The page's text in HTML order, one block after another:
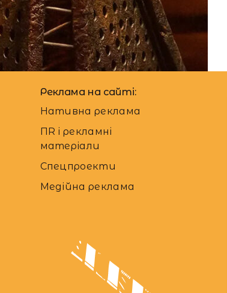
06.01.2026
Реклама на сайті:
Нативна реклама
ПR і рекламні
матеріали
Спецпроекти
Медійна реклама